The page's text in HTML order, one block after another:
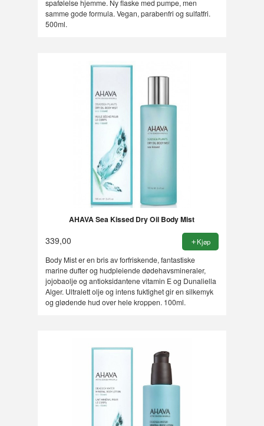
spafølelse hjemme. Ny flaske med pumpe, men
samme gode formula. Vegan, parabenfri og sulfatfri.
500ml.
AHAVA Sea Kissed Dry Oil Body Mist
339,00 Kjøp
Body Mist er en bris av forfriskende, fantastiske
marine dufter og hudpleiende dødehavsmineraler,
jojobaolje og antioksidantene vitamin E og Dunaliella
Alger. Ultralett olje og intens fuktighet gir en silkemyk
og glødende hud over hele kroppen. 100ml.